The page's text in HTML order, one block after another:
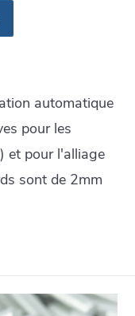
automatique
pour les
et pour l'alliage
sont de 2mm